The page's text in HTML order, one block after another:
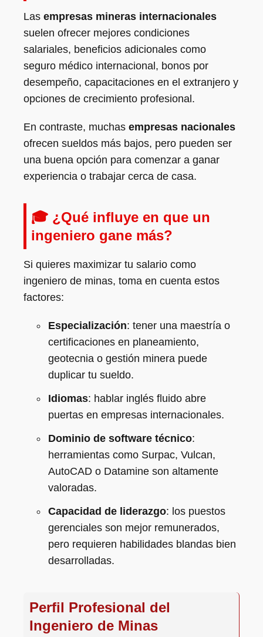
Las empresas mineras internacionales
suelen ofrecer mejores condiciones
salariales, beneficios adicionales como
seguro médico internacional, bonos por
desempeño, capacitaciones en el extranjero y
opciones de crecimiento profesional.
En contraste, muchas empresas nacionales
ofrecen sueldos más bajos, pero pueden ser
una buena opción para comenzar a ganar
experiencia o trabajar cerca de casa.
🎓 ¿Qué influye en que un
ingeniero gane más?
Si quieres maximizar tu salario como
ingeniero de minas, toma en cuenta estos
factores:
Especialización: tener una maestría o
certificaciones en planeamiento,
geotecnia o gestión minera puede
duplicar tu sueldo.
Idiomas: hablar inglés fluido abre
puertas en empresas internacionales.
Dominio de software técnico:
herramientas como Surpac, Vulcan,
AutoCAD o Datamine son altamente
valoradas.
Capacidad de liderazgo: los puestos
gerenciales son mejor remunerados,
pero requieren habilidades blandas bien
desarrolladas.
Perfil Profesional del
Ingeniero de Minas